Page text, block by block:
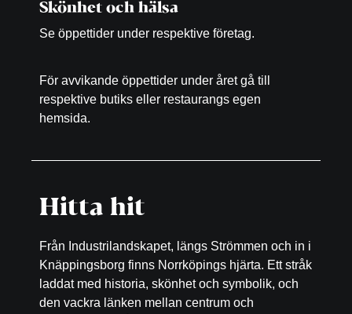
Skönhet och hälsa
Se öppettider under respektive företag.
För avvikande öppettider under året gå till
respektive butiks eller restaurangs egen
hemsida.
Hitta hit
Från Industrilandskapet, längs Strömmen och in i
Knäppingsborg finns Norrköpings hjärta. Ett stråk
laddat med historia, skönhet och symbolik, och
den vackra länken mellan centrum och